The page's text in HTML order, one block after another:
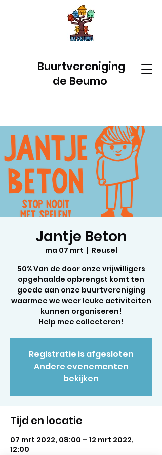
Buurtvereniging
de Beumo
Jantje Beton
ma 07 mrt
  |
Reusel
50% Van de door onze vrijwilligers
opgehaalde opbrengst komt ten
goede aan onze buurtvereniging
waarmee we weer leuke activiteiten
kunnen organiseren!
Registratie is afgesloten
Andere evenementen
bekijken
Tijd en locatie
07 mrt 2022, 08:00 – 12 mrt 2022,
12:00